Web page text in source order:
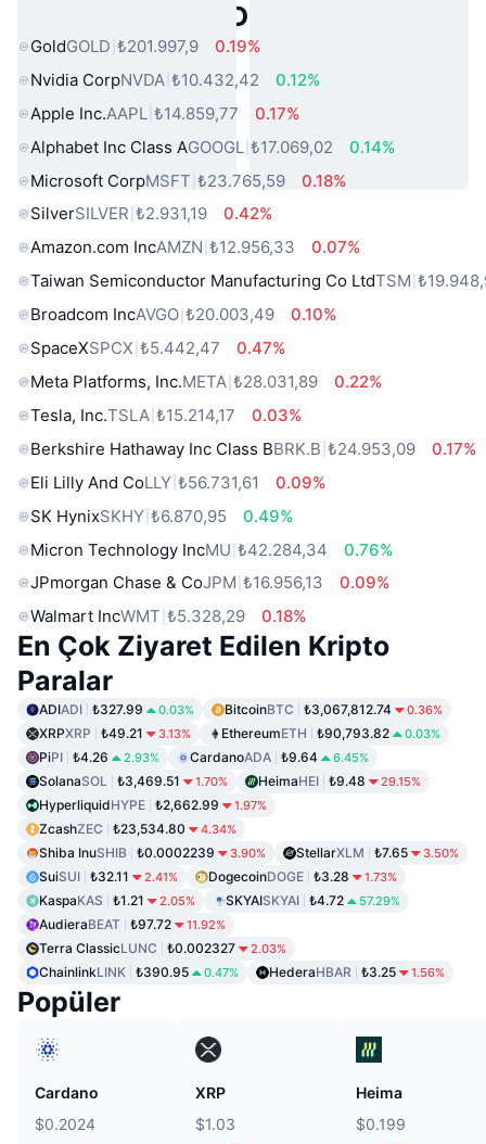
Popüler Gerçek Dünya Varlıkları
GoldGOLD ₺201.997,9
0.19%
Nvidia CorpNVDA ₺10.432,42
0.12%
Apple Inc.AAPL ₺14.859,77
0.17%
Alphabet Inc Class AGOOGL ₺17.069,02
0.14%
Microsoft CorpMSFT ₺23.765,59
0.18%
SilverSILVER ₺2.931,19
0.42%
Amazon.com IncAMZN ₺12.956,33
0.07%
Taiwan Semiconductor Manufacturing Co LtdTSM
Broadcom IncAVGO ₺20.003,49
0.10%
SpaceXSPCX ₺5.442,47
0.47%
Meta Platforms, Inc.META ₺28.031,89
0.22%
Tesla, Inc.TSLA ₺15.214,17
0.03%
Berkshire Hathaway Inc Class BBRK.B ₺24.953,09
0.17%
Eli Lilly And CoLLY ₺56.731,61
0.09%
SK HynixSKHY ₺6.870,95
0.49%
Micron Technology IncMU ₺42.284,34
0.76%
JPmorgan Chase & CoJPM ₺16.956,13
0.09%
Walmart IncWMT ₺5.328,29 0.18%
En Çok Ziyaret Edilen Kripto
Paralar
ADIADI ₺327.99 0.03% BitcoinBTC ₺3,067,812.74 0.36%
XRPXRP ₺49.21 3.13% EthereumETH ₺90,793.82 0.03%
PiPI ₺4.26 2.93% CardanoADA ₺9.64 6.45%
SolanaSOL ₺3,469.51 1.70% HeimaHEI ₺9.48 29.15%
HyperliquidHYPE ₺2,662.99 1.97%
ZcashZEC ₺23,534.80 4.34%
Shiba InuSHIB ₺0.0002239 3.90% StellarXLM ₺7.65 3.50%
SuiSUI ₺32.11 2.41% DogecoinDOGE ₺3.28 1.73%
KaspaKAS ₺1.21 2.05% SKYAISKYAI ₺4.72 57.29%
AudieraBEAT ₺97.72 11.92%
Terra ClassicLUNC ₺0.002327 2.03%
ChainlinkLINK ₺390.95 0.47% HederaHBAR ₺3.25 1.56%
Popüler
Cardano
$0.2024
XRP
$1.03
Heima
$0.199